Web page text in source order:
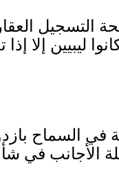
التسجيل
ليبيين إلا
في السماح
الأجانب في